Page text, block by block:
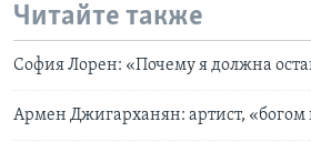
Читайте также
София Лорен: «Почему я должна
Армен Джигарханян: артист,